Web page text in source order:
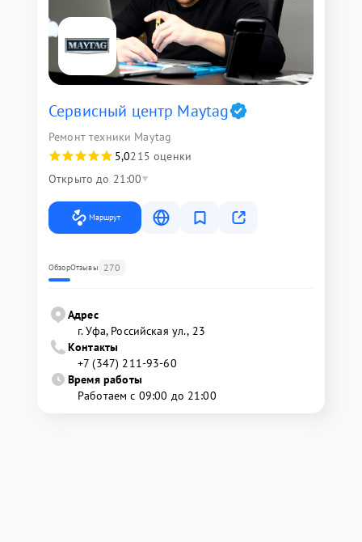
Сервисный центр Maytag
Ремонт техники Maytag
5,0215 оценки
Открыто до 21:00
Маршрут
ОбзорОтзывы 270
Адрес
г. Уфа, Российская ул., 23
Контакты
+7 (347) 211-93-60
Время работы
Работаем с 09:00 до 21:00